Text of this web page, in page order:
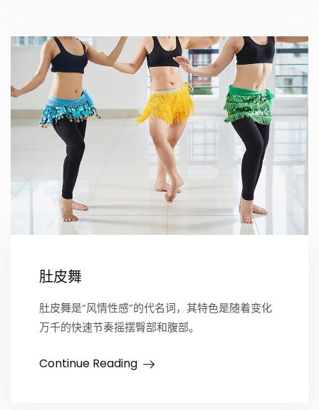
肚皮舞
肚皮舞是“风情性感”的代名词，其特色是随着变化
万千的快速节奏摇摆臀部和腹部。
Continue Reading